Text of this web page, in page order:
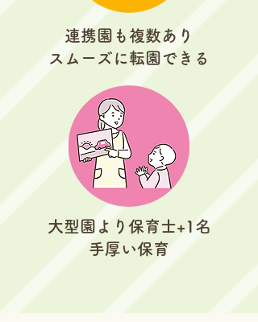
連携園も複数あり
スムーズに転園できる
大型園より保育士+1名
手厚い保育